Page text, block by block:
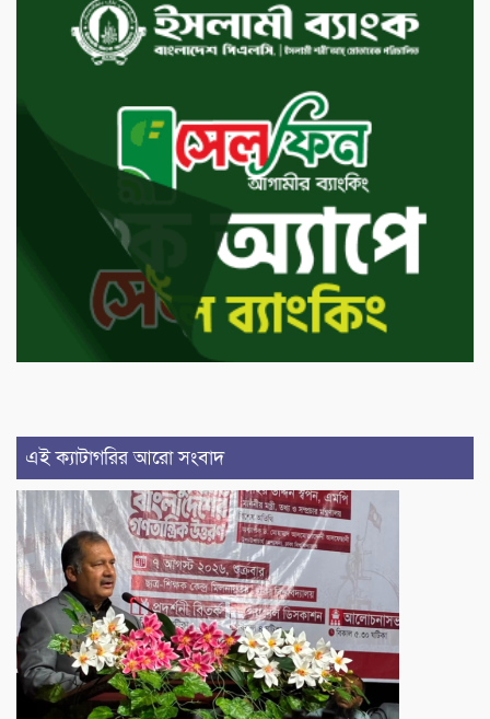
এই ক্যাটাগরির আরো সংবাদ